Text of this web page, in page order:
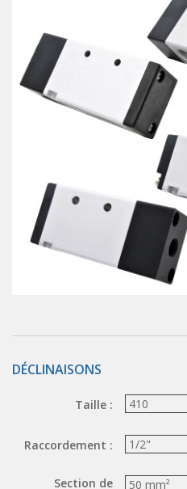
Joints tournants
CONTRÔLE DES FLUIDES
Auxiliaires de ligne
Auxiliaires de raccordement
Électrovannes tous fluides
DISTRIBUTEURS
Commande à pédale
Commande électrique
Commande manuelle
Commande musculaire
OUTILS COUPANTS
Ciseaux pneumatiques
DÉCLINAISONS
Taille :
Raccordement :
Section de